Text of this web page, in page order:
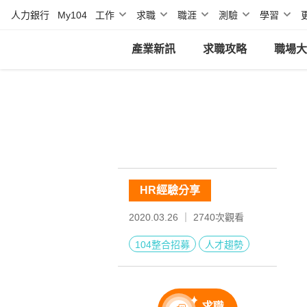
人力銀行 My104 工作 求職 職涯 測驗 學習
產業新訊 求職攻略 職場
HR經驗分享
2020.03.26 ｜ 2740次觀看
104整合招募 人才趨勢